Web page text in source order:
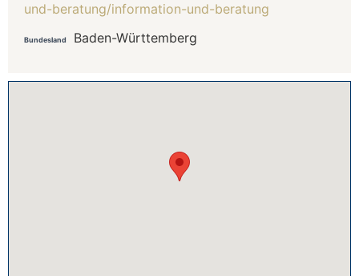
und-beratung/information-und-beratung
Bundesland Baden-Württemberg